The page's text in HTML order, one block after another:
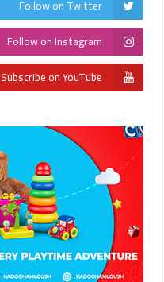
Follow on Twitter
Follow on Instagram
Subscribe on YouTube